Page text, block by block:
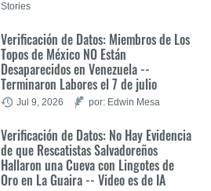
Stories
Verificación de Datos: Miembros de Los
Topos de México NO Están
Desaparecidos en Venezuela --
Terminaron Labores el 7 de julio
Jul 9, 2026 por: Edwin Mesa
Verificación de Datos: No Hay Evidencia
de que Rescatistas Salvadoreños
Hallaron una Cueva con Lingotes de
Oro en La Guaira -- Video es de IA